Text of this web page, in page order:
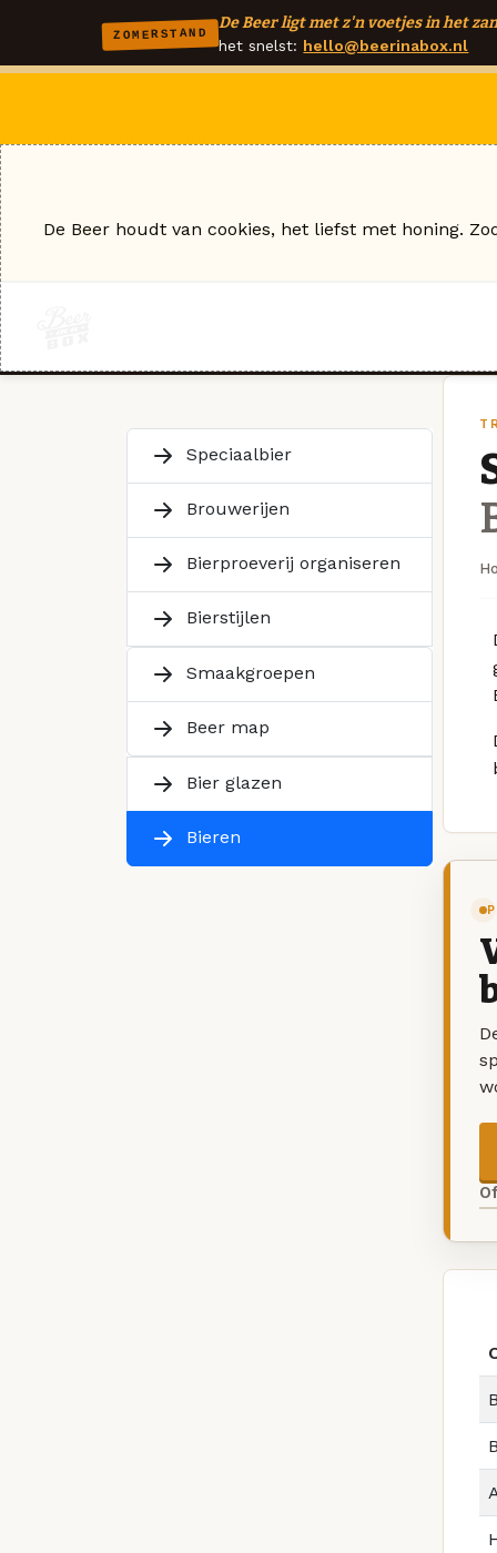
ZOMERSTAND
De Beer ligt met z'n voetjes in het
het snelst: hello@beerinabox.nl
Speciaalbier
Brouwerijen
Bierproeverij organiseren
Bierstijlen
Smaakgroepen
Beer map
Bier glazen
Bieren
De Beer houdt van cookies, het liefst met honing.